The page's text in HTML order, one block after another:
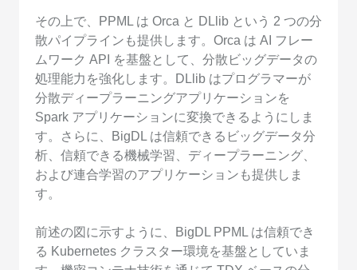
その上で、PPML は Orca と DLlib という 2 つの分
散パイプラインも提供します。Orca は AI フレー
ムワーク API を基盤として、分散ビッグデータの
処理能力を強化します。DLlib はプログラマーが
分散ディープラーニングアプリケーションを
Spark アプリケーションに変換できるようにしま
す。さらに、BigDL は信頼できるビッグデータ分
析、信頼できる機械学習、ディープラーニング、
および連合学習のアプリケーションも提供しま
す。
前述の図に示すように、BigDL PPML は信頼でき
る Kubernetes クラスター環境を基盤としていま